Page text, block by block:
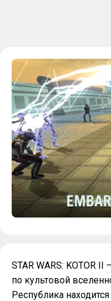
STAR WARS: KOTOR II
по культовой
Республика